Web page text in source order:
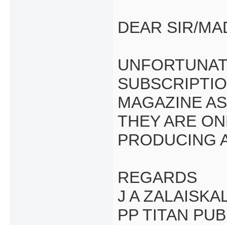
DEAR SIR/
MAGAZINE
THEY ARE
PRODUCING
REGARDS
J A
PP TITAN